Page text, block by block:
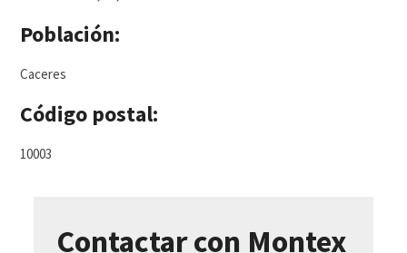
Población:
Caceres
Código postal:
10003
Contactar con Montex